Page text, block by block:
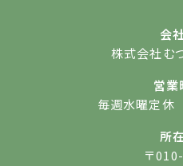
会
株式会社む
営業
毎週水曜定
所
〒